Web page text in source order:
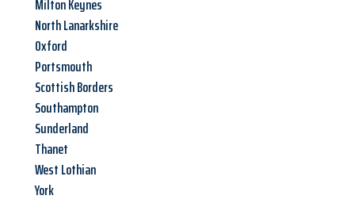
Milton Keynes
North Lanarkshire
Oxford
Portsmouth
Scottish Borders
Southampton
Sunderland
Thanet
West Lothian
York